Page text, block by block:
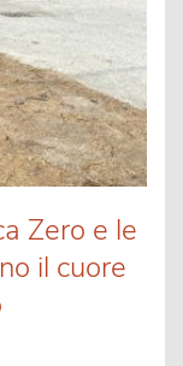
Zero e le
il cuore